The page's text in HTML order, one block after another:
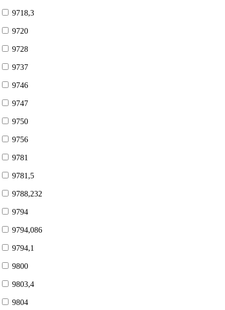
9718,3
9720
9728
9737
9746
9747
9750
9756
9781
9781,5
9788,232
9794
9794,086
9794,1
9800
9803,4
9804